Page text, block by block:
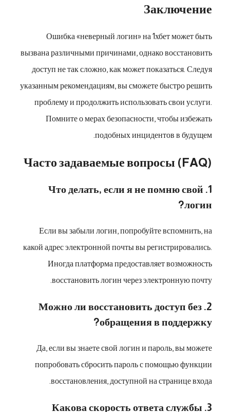
Заключение
Ошибка «неверный логин» на 1хбет может быть
вызвана различными причинами, однако восстановить
доступ не так сложно, как может показаться. Следуя
указанным рекомендациям, вы сможете быстро решить
проблему и продолжить использовать свои услуги.
Помните о мерах безопасности, чтобы избежать
подобных инцидентов в будущем.
Часто задаваемые вопросы (FAQ)
1. Что делать, если я не помню свой
логин?
Если вы забыли логин, попробуйте вспомнить, на
какой адрес электронной почты вы регистрировались.
Иногда платформа предоставляет возможность
восстановить логин через электронную почту.
2. Можно ли восстановить доступ без
обращения в поддержку?
Да, если вы знаете свой логин и пароль, вы можете
попробовать сбросить пароль с помощью функции
восстановления, доступной на странице входа.
3. Какова скорость ответа службы